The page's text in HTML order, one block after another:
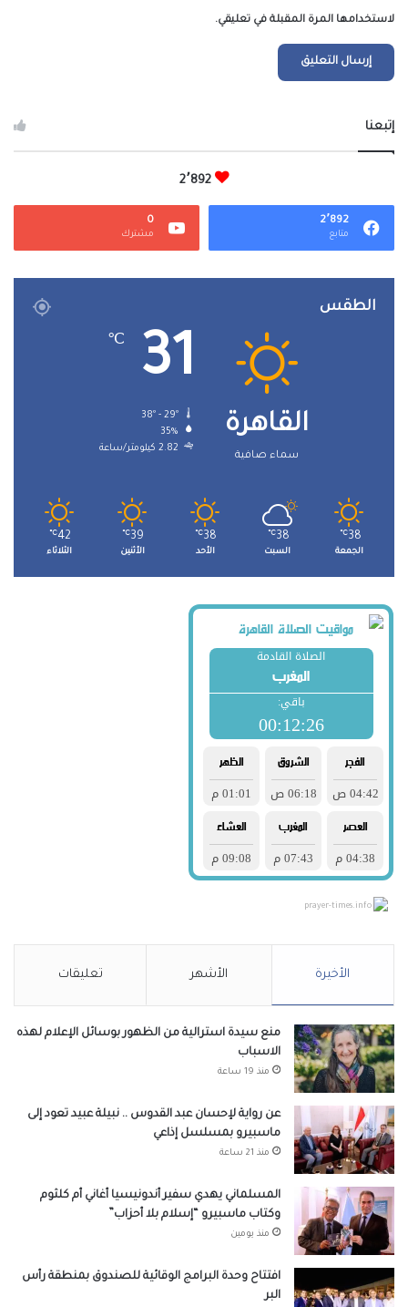
لاستخدامها المرة المقبلة في تعليقي.
إتبعنا
2٬892
2٬892
متابع
0
مشترك
الطقس
القاهرة
سماء صافية
31
℃
35%
2.82 كيلومتر/ساعة
38
℃
الجمعة
38
℃
السبت
38
℃
الأحد
39
℃
الأثنين
42
℃
الثلاثاء
prayer-times.info
الأخيرة الأشهر تعليقات
منع سيدة استرالية من الظهور بوسائل الإعلام لهذه
الاسباب
منذ 19 ساعة
عن رواية لإحسان عبد القدوس .. نبيلة عبيد تعود إلى
ماسبيرو بمسلسل إذاعي
منذ 21 ساعة
المسلماني يهدي سفير أندونيسيا أغاني أم كلثوم
وكتاب ماسبيرو “إسلام بلا أحزاب”
منذ يومين
افتتاح وحدة البرامج الوقائية للصندوق بمنطقة رأس
البر